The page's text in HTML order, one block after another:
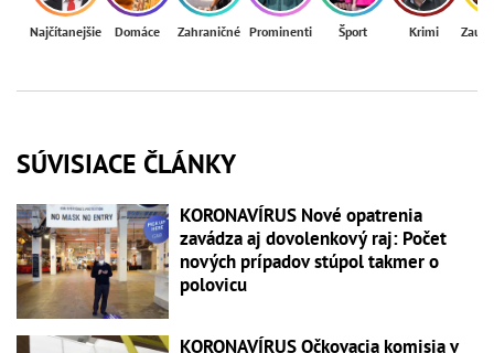
Najčítanejšie Domáce Zahraničné Prominenti Šport Krimi
SÚVISIACE ČLÁNKY
KORONAVÍRUS Nové opatrenia
zavádza aj dovolenkový raj: Počet
nových prípadov stúpol takmer o
polovicu
KORONAVÍRUS Očkovacia komisia v